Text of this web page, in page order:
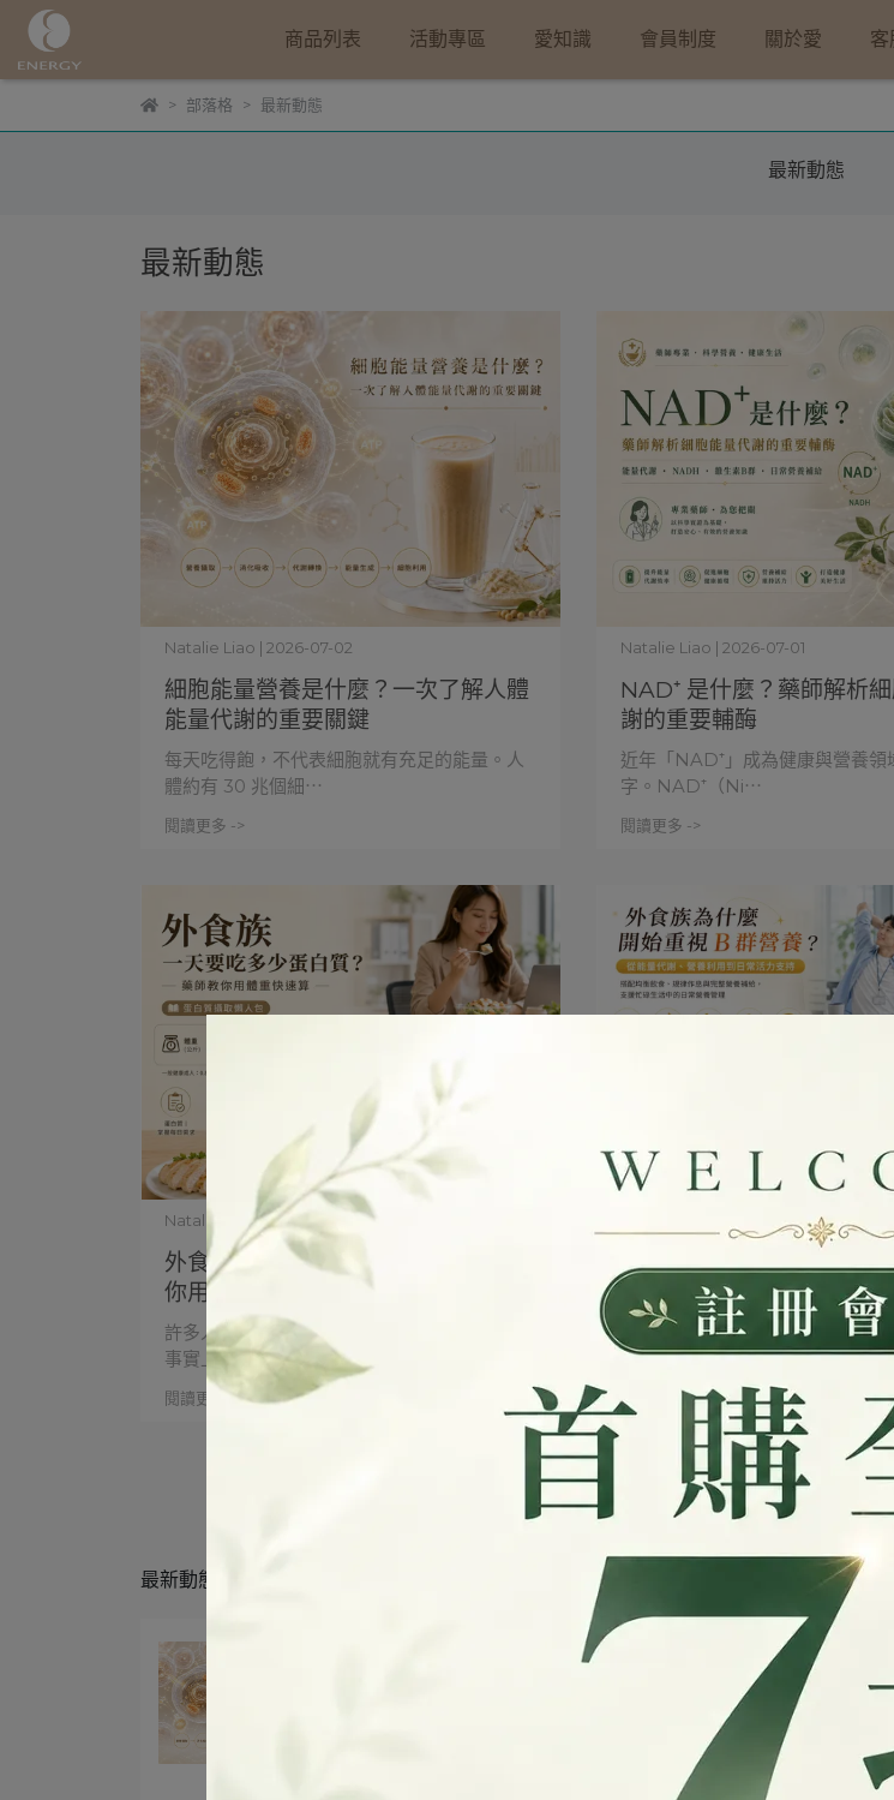
商品列表 活動專區 愛知識 會員制度 關於愛 客
部落格 最新動態
最新動態
最新動態
細胞能量營養是什麼？一次了解人體
能量代謝的重要關鍵
Natalie Liao | 2026-07-02
每天吃得飽，不代表細胞就有充足的能量。人
體約有 30 兆個細⋯
閱讀更多 ->
NAD⁺ 是什麼？藥師解析
謝的重要輔酶
Natalie Liao | 2026-07-01
近年「NAD⁺」成為健康與營養領
字。NAD⁺（Ni⋯
閱讀更多 ->
外食族一天要吃多少蛋白質？藥師教
你用體重快速算
Natalie Liao | 2026-06-08
許多人以為每天有吃肉就代表蛋白質足夠，但
事實上，蛋白質攝取不⋯
閱讀更多 ->
外食族一定要補 B 群嗎？
生素B群與能量代謝關鍵
Natalie Liao | 2026-05-27
現代外食族常因飲食不均衡、精緻
高、蔬菜與蛋白質攝取不⋯
閱讀更多 ->
2
最新動態
NAD⁺ 是什麼
能量代謝的重要
2026-07-01
熟齡營養系列